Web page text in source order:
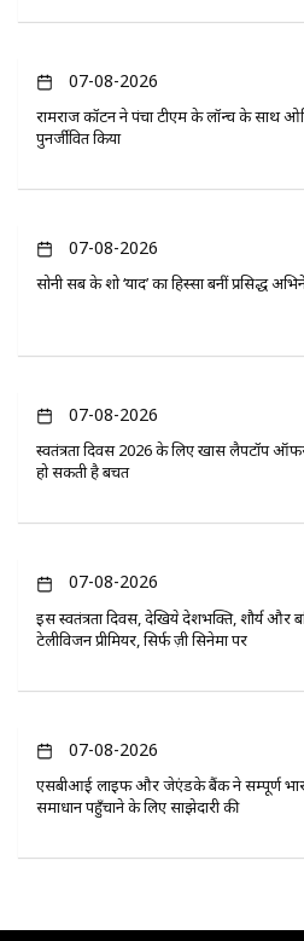
07-08-2026
रामराज कॉटन ने पंचा टीएम के लॉन्च के साथ
पुनर्जीवित किया
07-08-2026
सोनी सब के शो ‘यादें’ का हिस्सा बनीं प्रसिद्ध
07-08-2026
स्वतंत्रता दिवस 2026 के लिए खास लैपटॉप
हो सकती है बचत
07-08-2026
इस स्वतंत्रता दिवस, देखिये देशभक्ति, शौर्य और
टेलीविजन प्रीमियर, सिर्फ ज़ी सिनेमा पर
07-08-2026
एसबीआई लाइफ और जेएंडके बैंक ने सम्पूर्ण भारत
समाधान पहुँचाने के लिए साझेदारी की